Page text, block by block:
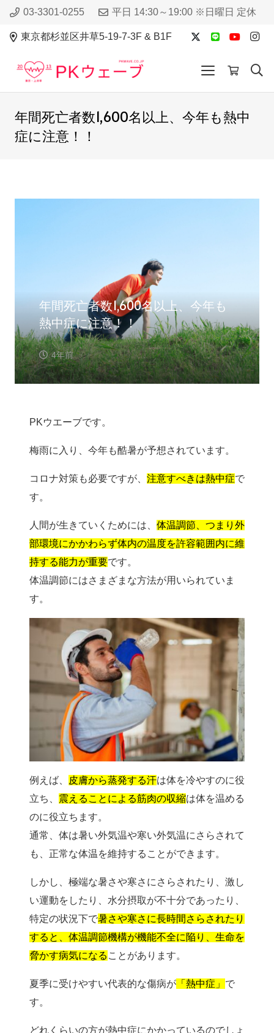
03-3301-0255 平日 14:30～19:00 ※日曜日 定休
東京都杉並区井草5-19-7-3F & B1F
年間死亡者数1,600名以上、今年も熱中
症に注意！！
年間死亡者数1,600名以上、今年も
熱中症に注意！！
4年前
PKウエーブです。
梅雨に入り、今年も酷暑が予想されています。
コロナ対策も必要ですが、 注意すべきは熱中症で
す。
人間が生きていくためには、 体温調節、つまり外
部環境にかかわらず体内の温度を許容範囲内に維
持する能力が重要です。
体温調節にはさまざまな方法が用いられていま
す。
例えば、 皮膚から蒸発する汗は体を冷やすのに役
立ち、 震えることによる筋肉の収縮は体を温める
のに役立ちます。
通常、体は暑い外気温や寒い外気温にさらされて
も、正常な体温を維持することができます。
しかし、極端な暑さや寒さにさらされたり、激し
い運動をしたり、水分摂取が不十分であったり、
特定の状況下で暑さや寒さに長時間さらされたり
すると、体温調節機構が機能不全に陥り、生命を
脅かす病気になる ことがあります。
夏季に受けやすい代表的な傷病が 「熱中症」 で
す。
どれくらいの方が熱中症にかかっているのでしょ